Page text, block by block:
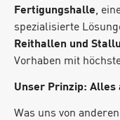
Fertigungshalle,
spezialisierte
Reithallen und
Vorhaben mit
Unser Prinzip: Alles
Was uns von